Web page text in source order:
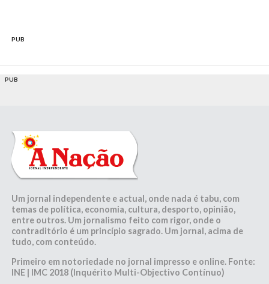
PUB
PUB
Um jornal independente e actual, onde nada é tabu, com
temas de política, economia, cultura, desporto, opinião,
entre outros. Um jornalismo feito com rigor, onde o
contraditório é um princípio sagrado. Um jornal, acima de
tudo, com conteúdo.
Primeiro em notoriedade no jornal impresso e online. Fonte:
INE | IMC 2018 (Inquérito Multi-Objectivo Contínuo)